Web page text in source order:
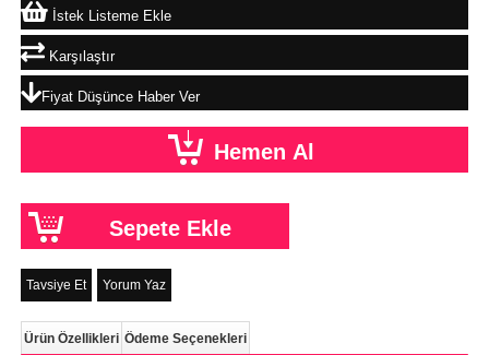
İstek Listeme Ekle
Karşılaştır
Fiyat Düşünce Haber Ver
Tavsiye Et Yorum Yaz
Ürün Özellikleri Ödeme Seçenekleri